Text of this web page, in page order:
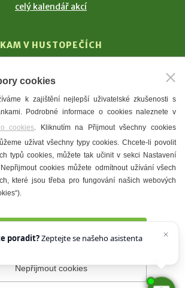
celý kalendář akcí
KAM V HUSTOPEČÍCH
T. G. Masaryk
Mandloně
Ubytování
Restaurace
muzeum a galerie
Denní meníčka
Správce webu
cookies
k zajištění nejlepší uživatelské zkušenosti s
Podrobné informace o cookies naleznete v
cookies. Kliknutím na Přijmout všechny cookies
užívat všechny typy cookies. Chcete-li povolit
typů cookies, můžete tak učinit v sekci Nastavení
cookies můžete odmítnout užívání všech
které jsou třeba pro fungování našich webových
Nepřijmout cookies
poradit?Zeptejte se našeho asistenta